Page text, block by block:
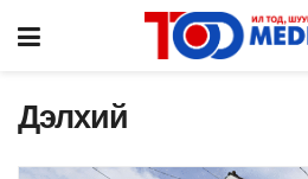
Дэлхий